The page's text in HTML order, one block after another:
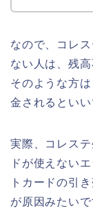
なので、コレ
ない人は、残
そのような方
金されるといい
実際、コレス
ドが使えない
トカードの引
が原因みたいで